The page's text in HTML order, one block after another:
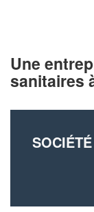
Une
sanitaires